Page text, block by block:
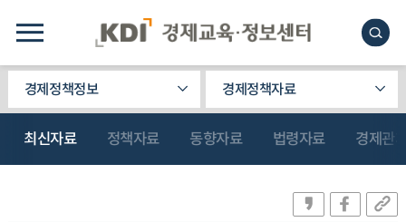
경제정책정보 경제정책자료
최신자료 정책자료 동향자료 법령자료 경제관